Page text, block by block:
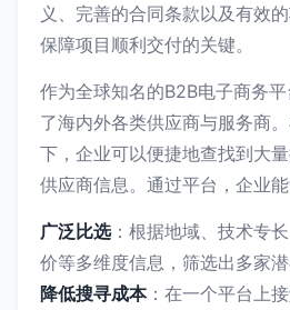
义、完善的合同条款以及有效
保障项目顺利交付的关键。
作为全球知名的B2B电子商务
了海内外各类供应商与服务商
下，企业可以便捷地查找到大
供应商信息。通过平台，企业能
广泛比选：根据地域、技术专
价等多维度信息，筛选出多家潜
降低搜寻成本：在一个平台上